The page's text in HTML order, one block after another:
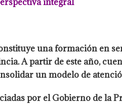
una formación en
A partir de este año,
un modelo de
por el Gobierno de la